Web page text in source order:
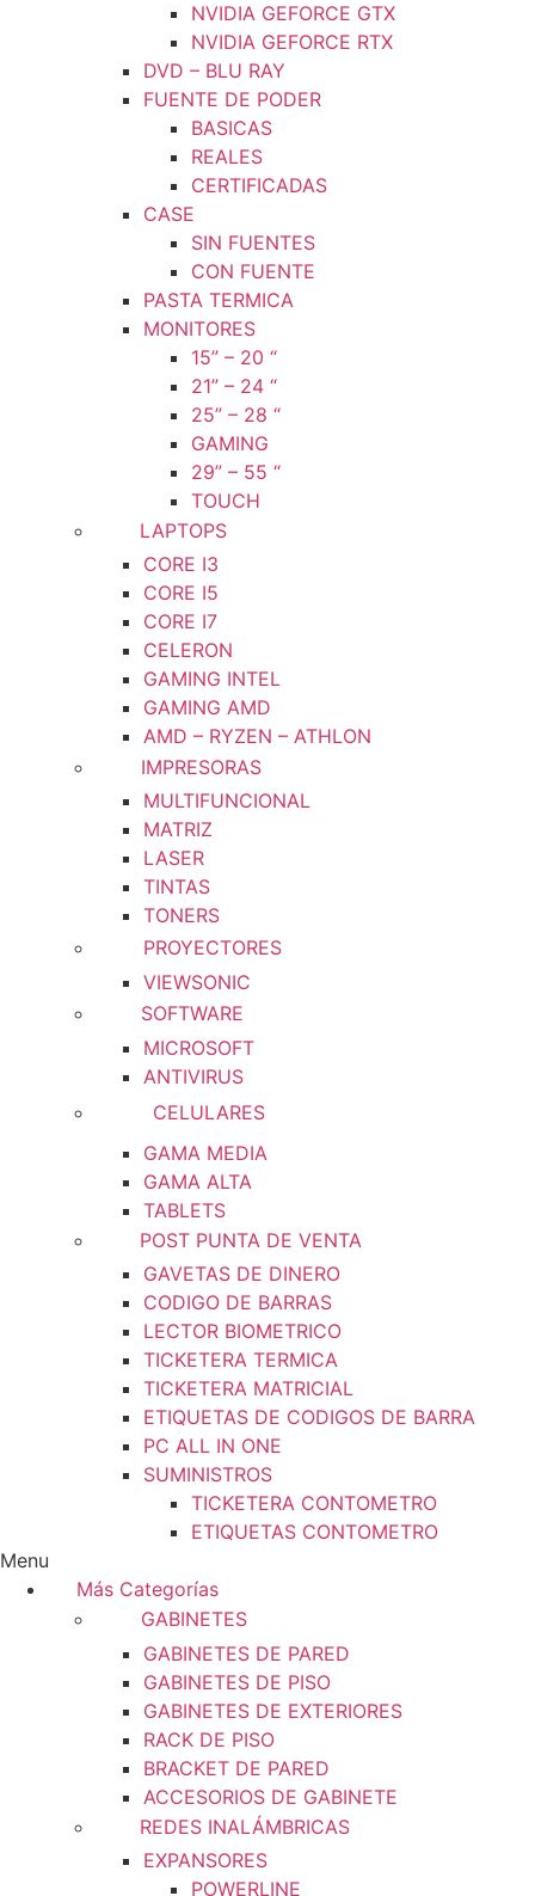
NVIDIA GEFORCE GTX
NVIDIA GEFORCE RTX
DVD – BLU RAY
FUENTE DE PODER
BASICAS
REALES
CERTIFICADAS
CASE
SIN FUENTES
CON FUENTE
PASTA TERMICA
MONITORES
15” – 20 “
21” – 24 “
25” – 28 “
GAMING
29” – 55 “
TOUCH
LAPTOPS
CORE I3
CORE I5
CORE I7
CELERON
GAMING INTEL
GAMING AMD
AMD – RYZEN – ATHLON
IMPRESORAS
MULTIFUNCIONAL
MATRIZ
LASER
TINTAS
TONERS
PROYECTORES
VIEWSONIC
SOFTWARE
MICROSOFT
ANTIVIRUS
CELULARES
GAMA MEDIA
GAMA ALTA
TABLETS
POST PUNTA DE VENTA
GAVETAS DE DINERO
CODIGO DE BARRAS
LECTOR BIOMETRICO
TICKETERA TERMICA
TICKETERA MATRICIAL
ETIQUETAS DE CODIGOS DE BARRA
PC ALL IN ONE
SUMINISTROS
TICKETERA CONTOMETRO
ETIQUETAS CONTOMETRO
Menu
Más Categorías
GABINETES
GABINETES DE PARED
GABINETES DE PISO
GABINETES DE EXTERIORES
RACK DE PISO
BRACKET DE PARED
ACCESORIOS DE GABINETE
REDES INALÁMBRICAS
EXPANSORES
POWERLINE